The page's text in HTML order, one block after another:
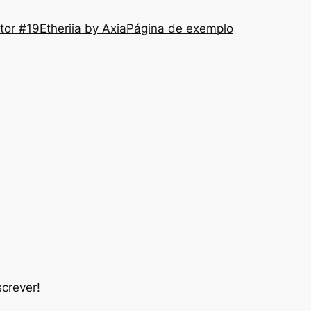
#19Etheriia by AxiaPágina de exemplo